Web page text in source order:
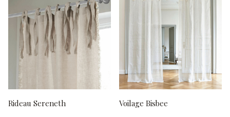
Rideau Sereneth Voilage Bisbee